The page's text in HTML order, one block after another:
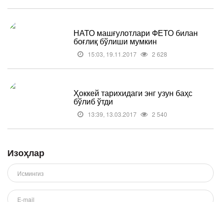
НАТО машғулотлари ФЕТО билан
боғлиқ бўлиши мумкин
15:03, 19.11.2017 2 628
Ҳоккей тарихидаги энг узун баҳс
бўлиб ўтди
13:39, 13.03.2017 2 540
Изоҳлар